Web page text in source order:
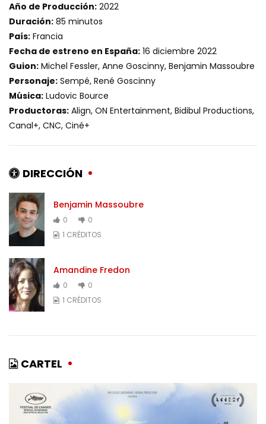
Año de Producción: 2022
Duración: 85 minutos
País: Francia
Fecha de estreno en España: 16 diciembre 2022
Guion: Michel Fessler, Anne Goscinny, Benjamin Massoubre
Personaje: Sempé, René Goscinny
Música: Ludovic Bource
Productoras: Align, ON Entertainment, Bidibul Productions,
Canal+, CNC, Ciné+
DIRECCIÓN
Benjamin Massoubre
0
0
1 CRÉDITOS
Amandine Fredon
0
0
1 CRÉDITOS
CARTEL